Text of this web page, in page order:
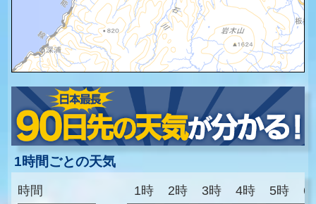
1時間ごとの天気
時間
1時 2時 3時 4時 5時 6